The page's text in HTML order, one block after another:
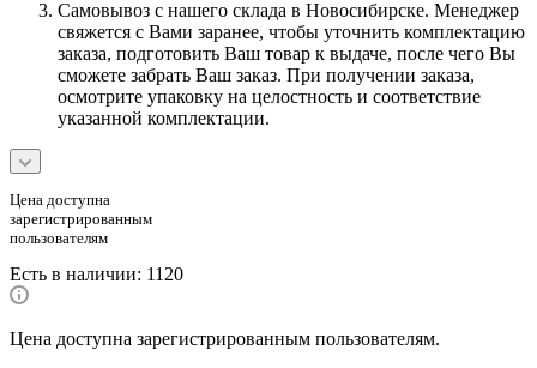
Самовывоз с нашего склада в Новосибирске. Менеджер
свяжется с Вами заранее, чтобы уточнить комплектацию
заказа, подготовить Ваш товар к выдаче, после чего Вы
сможете забрать Ваш заказ. При получении заказа,
осмотрите упаковку на целостность и соответствие
указанной комплектации.
Цена доступна
зарегистрированным
пользователям
Есть в наличии: 1120
Цена доступна зарегистрированным пользователям.